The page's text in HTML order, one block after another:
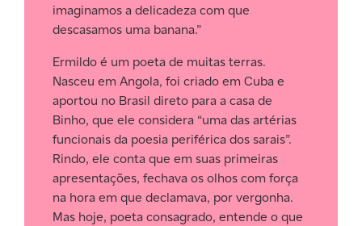
imaginamos a delicadeza com que
descasamos uma banana.”
Ermildo é um poeta de muitas terras.
Nasceu em Angola, foi criado em Cuba e
aportou no Brasil direto para a casa de
Binho, que ele considera “uma das artérias
funcionais da poesia periférica dos sarais”.
Rindo, ele conta que em suas primeiras
apresentações, fechava os olhos com força
na hora em que declamava, por vergonha.
Mas hoje, poeta consagrado, entende o que